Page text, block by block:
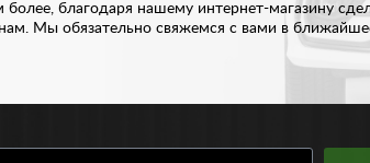
благодаря нашему интернет-магазину
Мы обязательно свяжемся с вами в